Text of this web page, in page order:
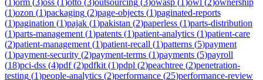
(1)ozon (1)packaging (2)page-objects (1)paginated-reports
(1)pagination (1)pajak (1)pakistan (2)paperless (1)parts-distribution
(1)parts-management (1)patents (1)patient-analytics (1)patient-care
(2)patient-management (1)patient-recall (1)patterns (5)payment
(1)payment-security (2)payment-terms (1)payments (5)payroll
(18)pci-dss (4)pdf(2)pdfkit (1)pdpl (2)peachtree (2)penetration-
testing (1)people-analytics (2)performance (25)performance-review